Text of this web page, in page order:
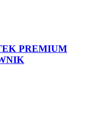
PREMIUM